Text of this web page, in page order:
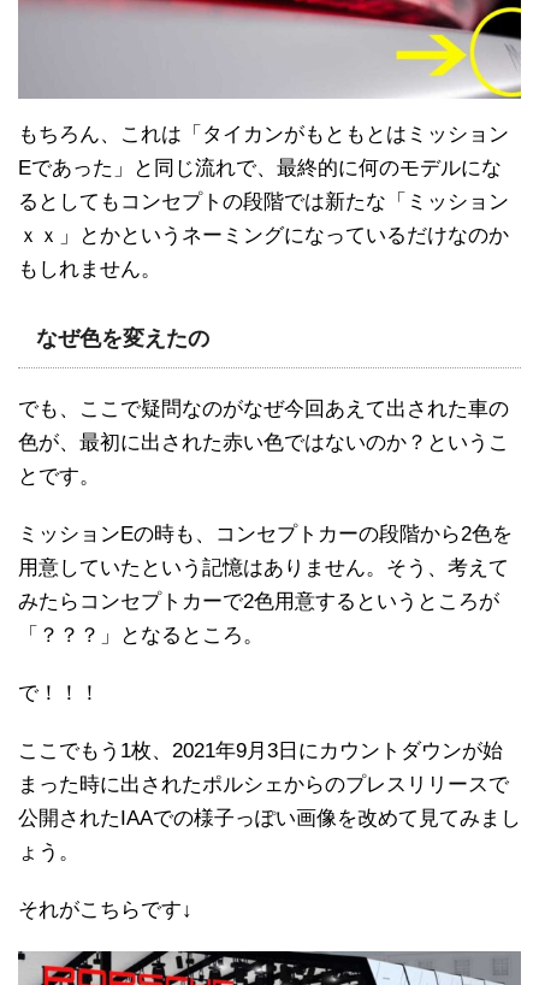
もちろん、これは「タイカンがもともとはミッション
Eであった」と同じ流れで、最終的に何のモデルにな
るとしてもコンセプトの段階では新たな「ミッション
ｘｘ」とかというネーミングになっているだけなのか
もしれません。
なぜ色を変えたの
でも、ここで疑問なのがなぜ今回あえて出された車の
色が、最初に出された赤い色ではないのか？というこ
とです。
ミッションEの時も、コンセプトカーの段階から2色を
用意していたという記憶はありません。そう、考えて
みたらコンセプトカーで2色用意するというところが
「？？？」となるところ。
で！！！
ここでもう1枚、2021年9月3日にカウントダウンが始
まった時に出されたポルシェからのプレスリリースで
公開されたIAAでの様子っぽい画像を改めて見てみまし
ょう。
それがこちらです↓